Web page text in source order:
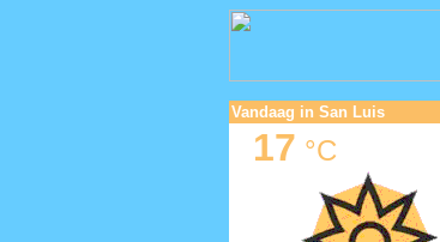
Vandaag in San Luis
17 °C